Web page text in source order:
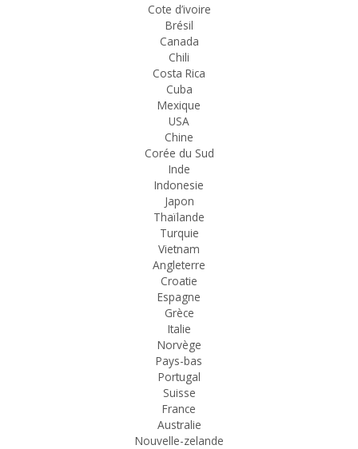
Cote d’ivoire
Brésil
Canada
Chili
Costa Rica
Cuba
Mexique
USA
Chine
Corée du Sud
Inde
Indonesie
Japon
Thaïlande
Turquie
Vietnam
Angleterre
Croatie
Espagne
Grèce
Italie
Norvège
Pays-bas
Portugal
Suisse
France
Australie
Nouvelle-zelande